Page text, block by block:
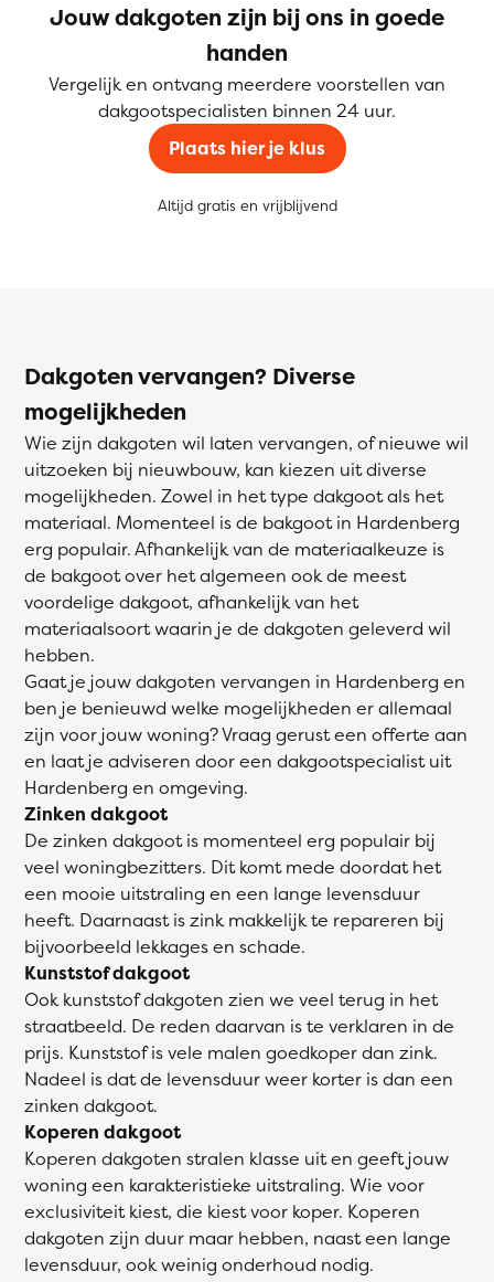
Jouw dakgoten zijn bij ons in goede
handen
Vergelijk en ontvang meerdere voorstellen van
dakgootspecialisten binnen 24 uur.
Plaats hier je klus
Altijd gratis en vrijblijvend
Dakgoten vervangen? Diverse
mogelijkheden
Wie zijn dakgoten wil laten vervangen, of nieuwe wil
uitzoeken bij nieuwbouw, kan kiezen uit diverse
mogelijkheden. Zowel in het type dakgoot als het
materiaal. Momenteel is de bakgoot in Hardenberg
erg populair. Afhankelijk van de materiaalkeuze is
de bakgoot over het algemeen ook de meest
voordelige dakgoot, afhankelijk van het
materiaalsoort waarin je de dakgoten geleverd wil
hebben.
Gaat je jouw dakgoten vervangen in Hardenberg en
ben je benieuwd welke mogelijkheden er allemaal
zijn voor jouw woning? Vraag gerust een offerte aan
en laat je adviseren door een dakgootspecialist uit
Hardenberg en omgeving.
Zinken dakgoot
De zinken dakgoot is momenteel erg populair bij
veel woningbezitters. Dit komt mede doordat het
een mooie uitstraling en een lange levensduur
heeft. Daarnaast is zink makkelijk te repareren bij
bijvoorbeeld lekkages en schade.
Kunststof dakgoot
Ook kunststof dakgoten zien we veel terug in het
straatbeeld. De reden daarvan is te verklaren in de
prijs. Kunststof is vele malen goedkoper dan zink.
Nadeel is dat de levensduur weer korter is dan een
zinken dakgoot.
Koperen dakgoot
Koperen dakgoten stralen klasse uit en geeft jouw
woning een karakteristieke uitstraling. Wie voor
exclusiviteit kiest, die kiest voor koper. Koperen
dakgoten zijn duur maar hebben, naast een lange
levensduur, ook weinig onderhoud nodig.